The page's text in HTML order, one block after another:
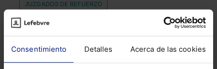
Consentimiento Detalles Acerca de las cookies
JUZGADOS DE REFUERZO
LEY CAMBIO CLIMATICO
LEY DE PROTECCIÓN DE LA SEGURIDAD CIUDADANA